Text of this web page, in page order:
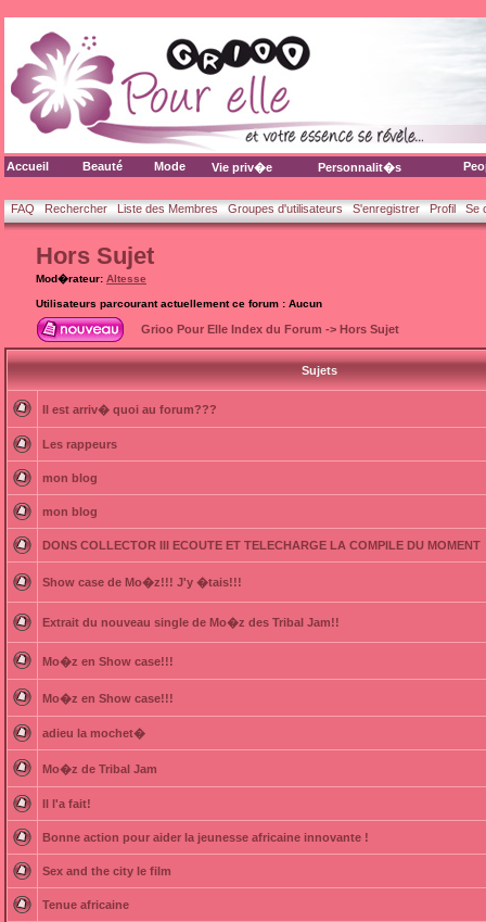
Accueil Beauté Mode Vie priv�e Personnalit�s
FAQ Rechercher Liste des Membres Groupes d'utilisateurs S'enregistrer Profil Se
Hors Sujet
Mod�rateur: Altesse
Utilisateurs parcourant actuellement ce forum : Aucun
Grioo Pour Elle Index du Forum -> Hors Sujet
Sujets
Il est arriv� quoi au forum???
Les rappeurs
mon blog
mon blog
DONS COLLECTOR III ECOUTE ET TELECHARGE LA COMPILE DU MOMENT
Show case de Mo�z!!! J'y �tais!!!
Extrait du nouveau single de Mo�z des Tribal Jam!!
Mo�z en Show case!!!
Mo�z en Show case!!!
adieu la mochet�
Mo�z de Tribal Jam
Il l'a fait!
Bonne action pour aider la jeunesse africaine innovante !
Sex and the city le film
Tenue africaine